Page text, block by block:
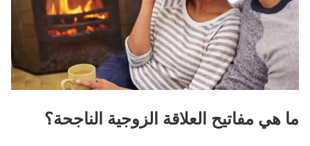
ما هي مفاتيح العلاقة الزوجية الناجحة؟